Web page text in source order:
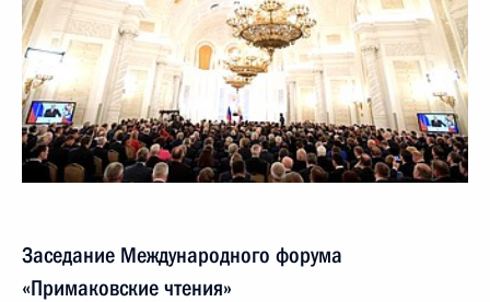
Заседание Международного форума
«Примаковские чтения»